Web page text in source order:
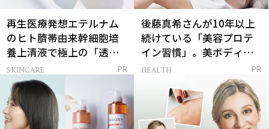
再生医療発想エテルナム
のヒト臍帯由来幹細胞培
養上清液で極上の「透明
感ハリ肌」へ
SKINCARE PR
後藤真希さんが10年以上
続けている「美容プロテ
イン習慣」。美ボディを
支える朝ルーティンと
HEALTH PR